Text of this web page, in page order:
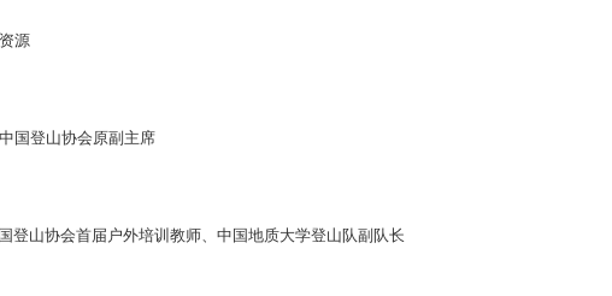
源
国登山协会原副主席
山协会首届户外培训教师、中国地质大学登山队副队长